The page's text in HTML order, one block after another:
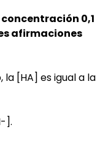
0,1
afirmaciones
la [HA] es igual a la
].